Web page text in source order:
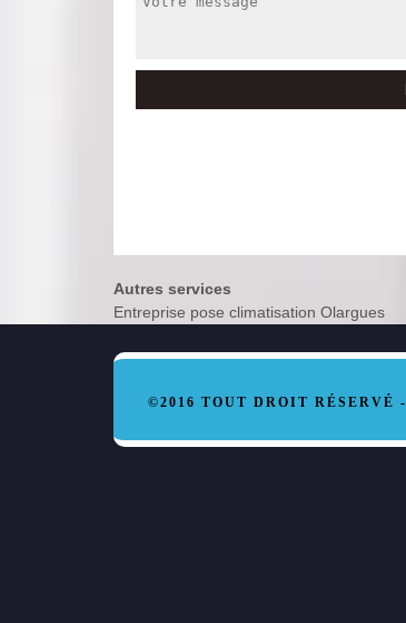
Autres services
Entreprise pose climatisation Olargues
©2016 TOUT DROIT RÉSERVÉ -